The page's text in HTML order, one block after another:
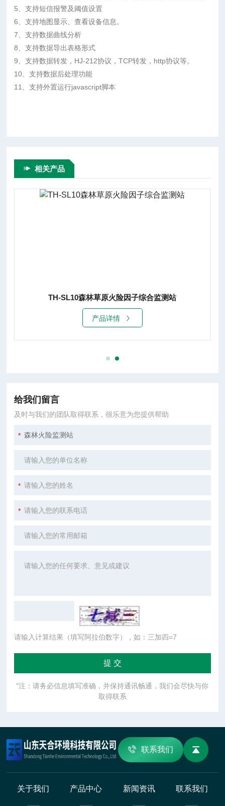
5、支持短信报警及阈值设置
6、支持地图显示、查看设备信息。
7、支持数据曲线分析
8、支持数据导出表格形式
9、支持数据转发，HJ-212协议，TCP转发，http协议等。
10、支持数据后处理功能
11、支持外置运行javascript脚本
相关产品
TH-SL10森林草原火险因子综合监测站
产品详情
给我们留言
及时与我们的团队取得联系，很乐意为您提供帮助
请输入计算结果（填写阿拉伯数字），如：三加四=7
"注：请务必信息填写准确，并保持通讯畅通，我们会尽快与你
取得联系
联系我们
关于我们 产品中心 新闻资讯 联系我们